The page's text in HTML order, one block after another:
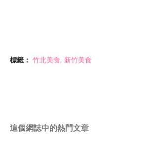
標籤： 竹北美食 新竹美食
這個網誌中的熱門文章